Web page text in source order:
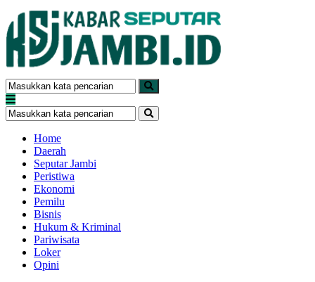
Home
Daerah
Seputar Jambi
Peristiwa
Ekonomi
Pemilu
Bisnis
Hukum & Kriminal
Pariwisata
Loker
Opini